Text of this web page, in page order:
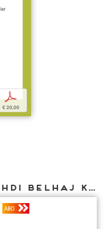
p
€ 20,00
Weitere Texte von Mehdi Belhaj Kacem bei DIAPHANES
ABO